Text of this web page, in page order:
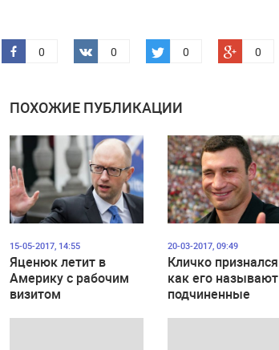
0 0 0 0
ПОХОЖИЕ ПУБЛИКАЦИИ
15-05-2017, 14:55
Яценюк летит в
Америку с рабочим
визитом
20-03-2017, 09:49
Кличко признался
как его называют
подчиненные